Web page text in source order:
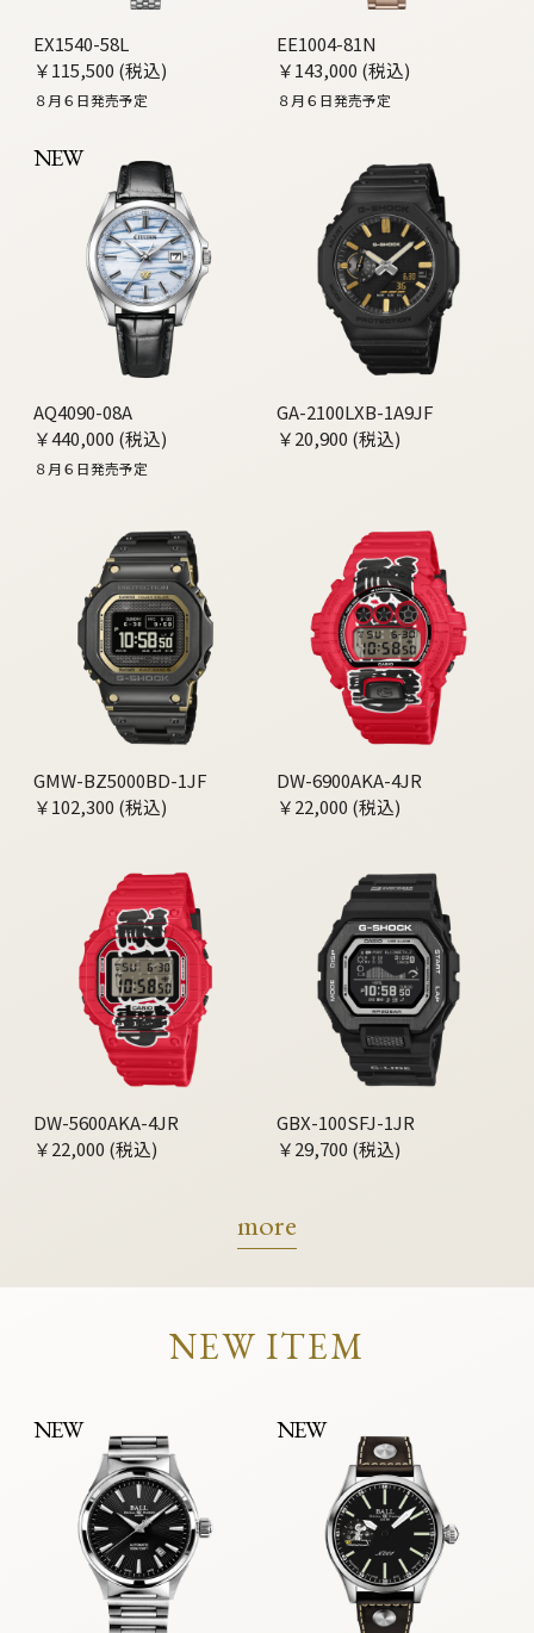
EX1540-58L
￥115,500 (税込)
８月６日発売予定
EE1004-81N
￥143,000 (税込)
８月６日発売予定
NEW
AQ4090-08A
￥440,000 (税込)
８月６日発売予定
GA-2100LXB-1A9JF
￥20,900 (税込)
GMW-BZ5000BD-1JF
￥102,300 (税込)
DW-6900AKA-4JR
￥22,000 (税込)
DW-5600AKA-4JR
￥22,000 (税込)
GBX-100SFJ-1JR
￥29,700 (税込)
more
NEW ITEM
NEW NEW